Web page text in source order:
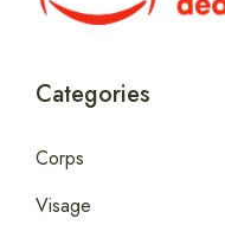
Categories
Corps
Visage